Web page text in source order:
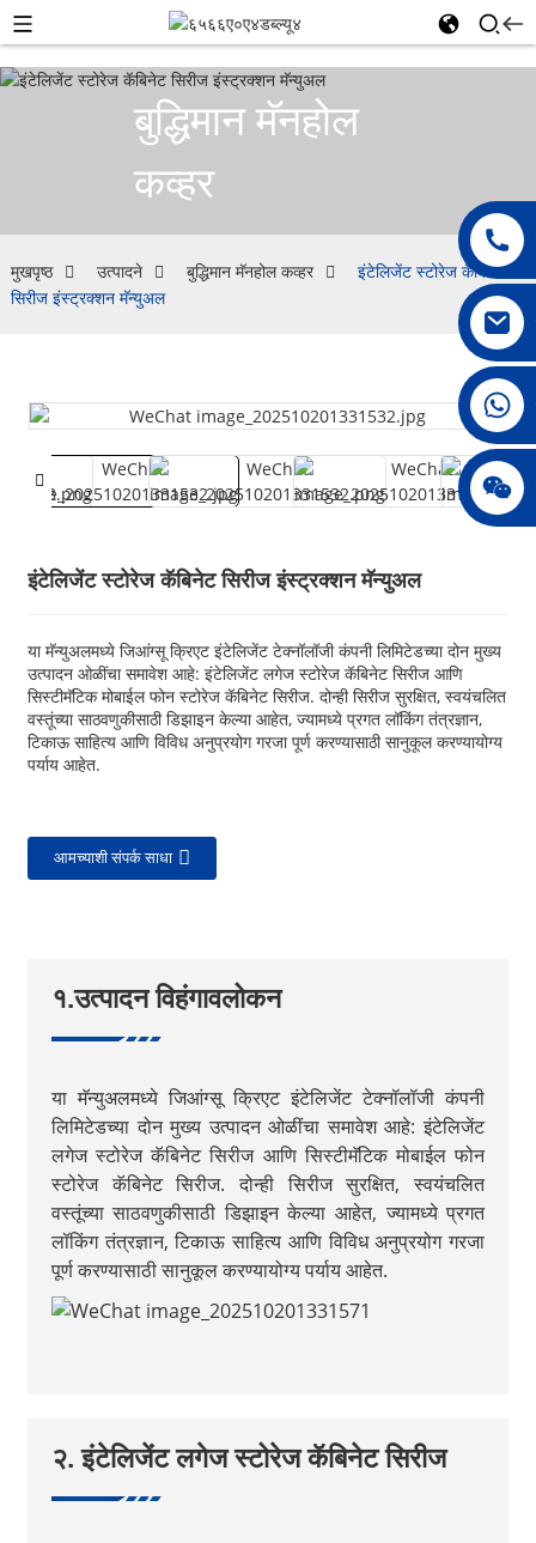
००८६१५३९६८११७१९
जेनी०१०६७८
बुद्धिमान मॅनहोल
कव्हर
मुखपृष्ठ उत्पादने बुद्धिमान मॅनहोल कव्हर
इंटेलिजेंट स्टोरेज कॅबिनेट
सिरीज इंस्ट्रक्शन मॅन्युअल
इंटेलिजेंट स्टोरेज कॅबिनेट सिरीज इंस्ट्रक्शन मॅन्युअल
या मॅन्युअलमध्ये जिआंग्सू क्रिएट इंटेलिजेंट टेक्नॉलॉजी कंपनी लिमिटेडच्या दोन मुख्य
उत्पादन ओळींचा समावेश आहे: इंटेलिजेंट लगेज स्टोरेज कॅबिनेट सिरीज आणि
सिस्टीमॅटिक मोबाईल फोन स्टोरेज कॅबिनेट सिरीज. दोन्ही सिरीज सुरक्षित, स्वयंचलित
वस्तूंच्या साठवणुकीसाठी डिझाइन केल्या आहेत, ज्यामध्ये प्रगत लॉकिंग तंत्रज्ञान,
टिकाऊ साहित्य आणि विविध अनुप्रयोग गरजा पूर्ण करण्यासाठी सानुकूल करण्यायोग्य
पर्याय आहेत.
आमच्याशी संपर्क साधा
१.उत्पादन विहंगावलोकन
या मॅन्युअलमध्ये जिआंग्सू क्रिएट इंटेलिजेंट टेक्नॉलॉजी कंपनी
लिमिटेडच्या दोन मुख्य उत्पादन ओळींचा समावेश आहे: इंटेलिजेंट
लगेज स्टोरेज कॅबिनेट सिरीज आणि सिस्टीमॅटिक मोबाईल फोन
स्टोरेज कॅबिनेट सिरीज. दोन्ही सिरीज सुरक्षित, स्वयंचलित
वस्तूंच्या साठवणुकीसाठी डिझाइन केल्या आहेत, ज्यामध्ये प्रगत
लॉकिंग तंत्रज्ञान, टिकाऊ साहित्य आणि विविध अनुप्रयोग गरजा
पूर्ण करण्यासाठी सानुकूल करण्यायोग्य पर्याय आहेत.
२. इंटेलिजेंट लगेज स्टोरेज कॅबिनेट सिरीज